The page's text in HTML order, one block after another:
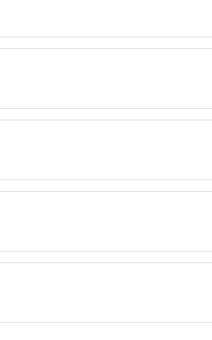
さんのカフェ
「ホテル ラ・スイー